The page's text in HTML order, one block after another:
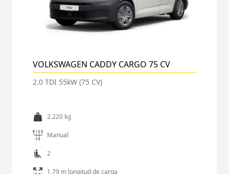
VOLKSWAGEN CADDY CARGO 75 CV
2.0 TDI 55kW (75 CV)
2.220 kg
Manual
2
1,79 m longitud de carga